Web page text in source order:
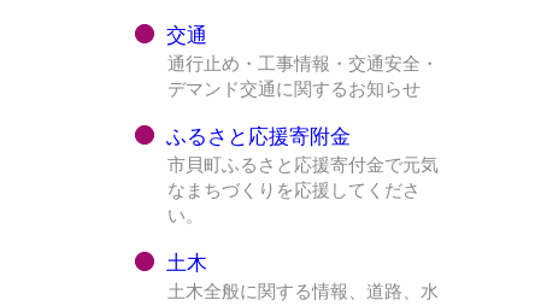
交通
通行止め・工事情報・交通安全・
デマンド交通に関するお知らせ
ふるさと応援寄附金
市貝町ふるさと応援寄付金で元気
なまちづくりを応援してくださ
い。
土木
土木全般に関する情報、道路、水